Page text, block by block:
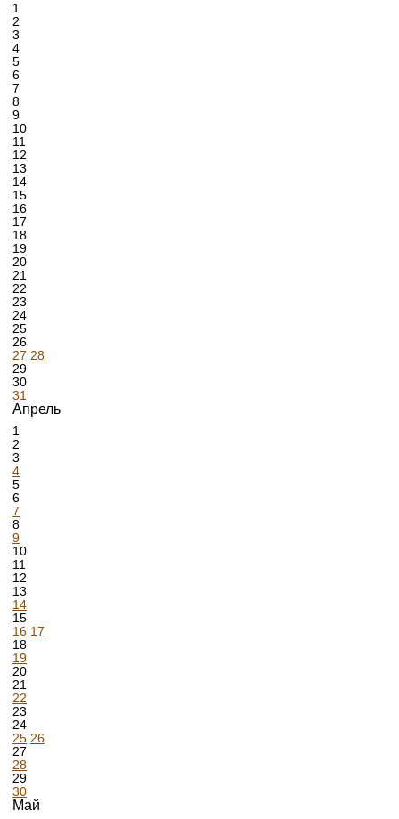
1
2
3
4
5
6
7
8
9
10
11
12
13
14
15
16
17
18
19
20
21
22
23
24
25
26
27 28
29
30
31
Апрель
1
2
3
4
5
6
7
8
9
10
11
12
13
14
15
16 17
18
19
20
21
22
23
24
25 26
27
28
29
30
Май